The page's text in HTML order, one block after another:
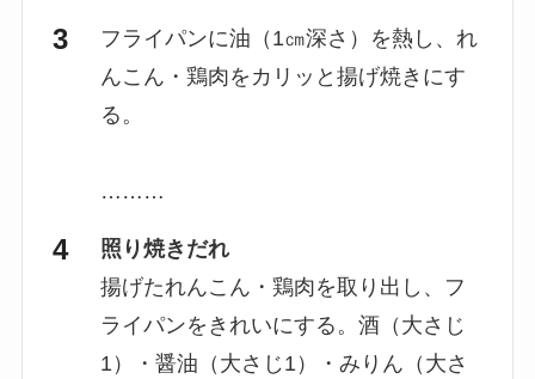
フライパンに油（1㎝深さ）を熱し、れ
んこん・鶏肉をカリッと揚げ焼きにす
る。
………
照り焼きだれ
揚げたれんこん・鶏肉を取り出し、フ
ライパンをきれいにする。酒（大さじ
1）・醤油（大さじ1）・みりん（大さ